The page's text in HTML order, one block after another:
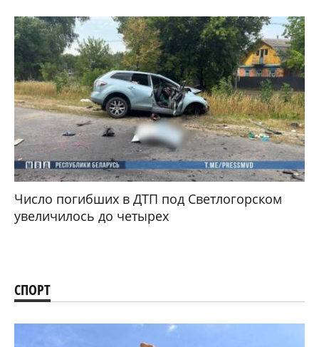
Число погибших в ДТП под Светлогорском
увеличилось до четырех
СПОРТ